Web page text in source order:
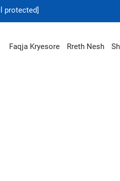
protected]
Faqja Kryesore Rreth Nesh